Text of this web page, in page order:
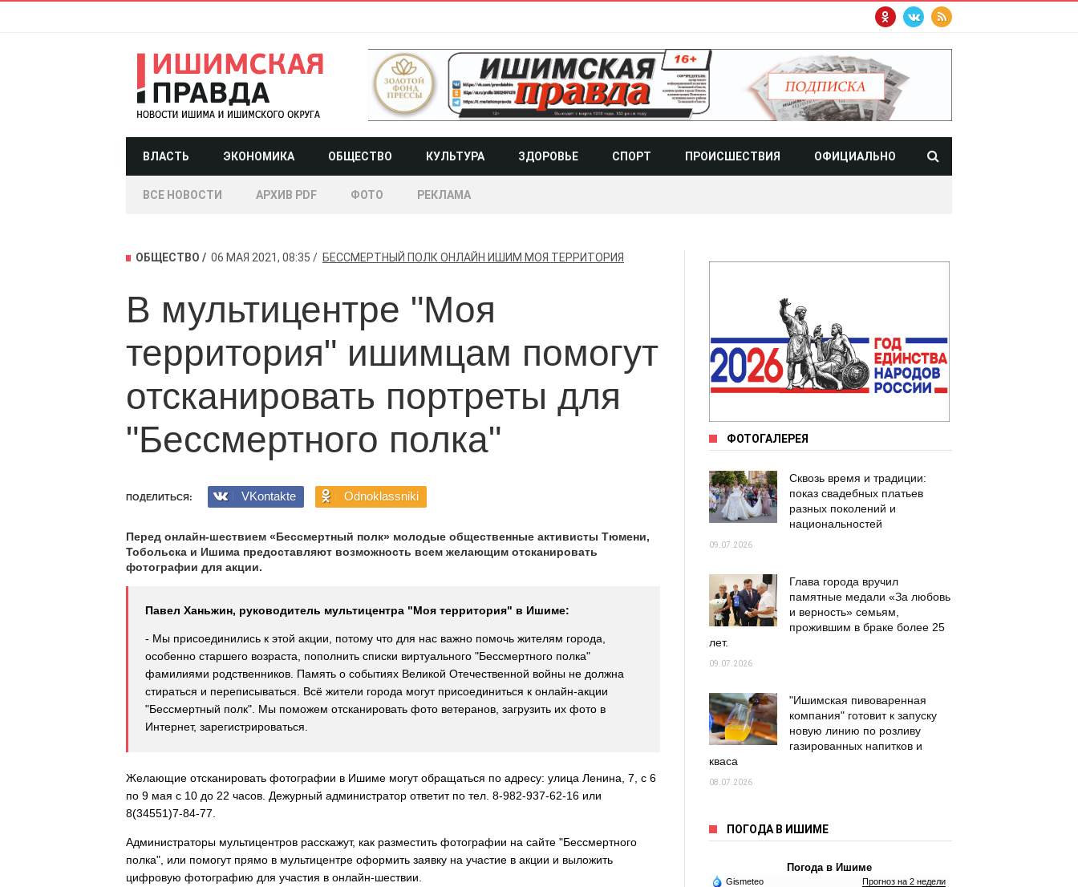
ВЛАСТЬ ЭКОНОМИКА ОБЩЕСТВО КУЛЬТУРА ЗДОРОВЬЕ СПОРТ ПРОИСШЕСТВИЯ ОФИЦИАЛЬНО
ВСЕ НОВОСТИ АРХИВ PDF ФОТО РЕКЛАМА
ОБЩЕСТВО 06 МАЯ 2021, 08:35 БЕССМЕРТНЫЙ ПОЛК ОНЛАЙН ИШИМ МОЯ ТЕРРИТОРИЯ
В мультицентре "Моя
территория" ишимцам помогут
отсканировать портреты для
"Бессмертного полка"
ПОДЕЛИТЬСЯ: VKontakte Odnoklassniki
Перед онлайн-шествием «Бессмертный полк» молодые общественные активисты Тюмени,
Тобольска и Ишима предоставляют возможность всем желающим отсканировать
фотографии для акции.
Павел Ханьжин, руководитель мультицентра "Моя территория" в Ишиме:
- Мы присоединились к этой акции, потому что для нас важно помочь жителям города,
особенно старшего возраста, пополнить списки виртуального "Бессмертного полка"
фамилиями родственников. Память о событиях Великой Отечественной войны не должна
стираться и переписываться. Всё жители города могут присоединиться к онлайн-акции
"Бессмертный полк". Мы поможем отсканировать фото ветеранов, загрузить их фото в
Интернет, зарегистрироваться.
Желающие отсканировать фотографии в Ишиме могут обращаться по адресу: улица Ленина, 7, с 6
по 9 мая с 10 до 22 часов. Дежурный администратор ответит по тел. 8-982-937-62-16 или
8(34551)7-84-77.
Администраторы мультицентров расскажут, как разместить фотографии на сайте "Бессмертного
полка", или помогут прямо в мультицентре оформить заявку на участие в акции и выложить
цифровую фотографию для участия в онлайн-шествии.
ФОТОГАЛЕРЕЯ
Сквозь время и традиции:
показ свадебных платьев
разных поколений и
национальностей
09.07.2026
Глава города вручил
памятные медали «За любовь
и верность» семьям,
прожившим в браке более 25
лет.
09.07.2026
"Ишимская пивоваренная
компания" готовит к запуску
новую линию по розливу
газированных напитков и
кваса
08.07.2026
ПОГОДА В ИШИМЕ
Погода в Ишиме
Gismeteo Прогноз на 2 недели